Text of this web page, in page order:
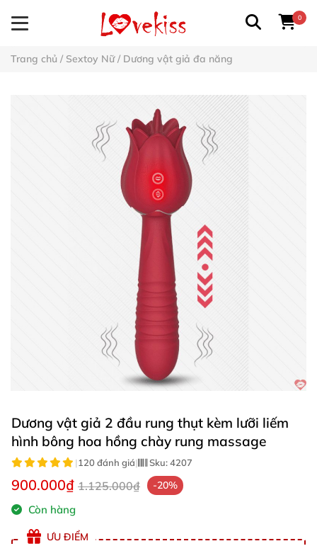
0
Trang chủ / Sextoy Nữ/ Dương vật giả đa năng
Dương vật giả 2 đầu rung thụt kèm lưỡi liếm
hình bông hoa hồng chày rung massage
|120 đánh giá| Sku:4207
900.000₫ 1.125.000₫ -20%
Còn hàng
ƯU ĐIỂM